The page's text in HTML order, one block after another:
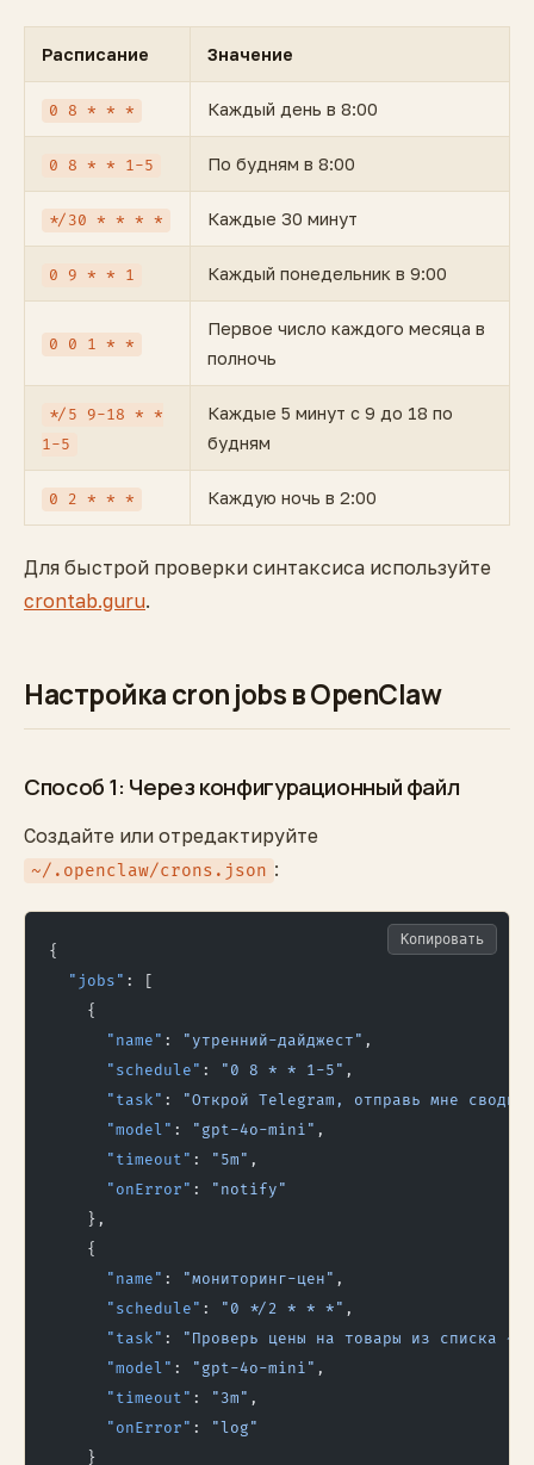
Расписание Значение
0 8 * * * Каждый день в 8:00
0 8 * * 1-5 По будням в 8:00
*/30 * * * * Каждые 30 минут
0 9 * * 1 Каждый понедельник в 9:00
0 0 1 * *
Первое число каждого месяца в
полночь
*/5 9-18 * *
1-5
Каждые 5 минут с 9 до 18 по
будням
0 2 * * * Каждую ночь в 2:00
Для быстрой проверки синтаксиса используйте
crontab.guru.
Настройка cron jobs в OpenClaw
Способ 1: Через конфигурационный файл
Создайте или отредактируйте
~/.openclaw/crons.json :
{
  "jobs"
: [
    {
      "name"
: "утренний-дайджест" ,
      "schedule"
: "0 8 * * 1-5" ,
      "task"
:
"Открой Telegram, отправь мне
      "model"
: "gpt-4o-mini" ,
      "timeout"
: "5m" ,
      "onError"
:
"notify"
    },
    {
      "name"
: "мониторинг-цен" ,
      "schedule"
: "0 */2 * * *" ,
      "task"
:
"Проверь цены на товары из списка
      "model"
: "gpt-4o-mini" ,
      "timeout"
: "3m" ,
      "onError"
:
"log"
    }
Копировать